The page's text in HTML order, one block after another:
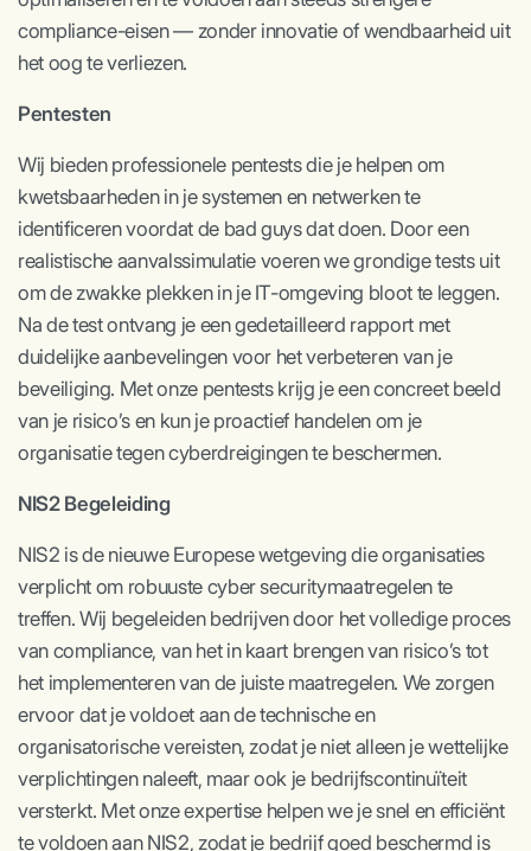
compliance-eisen — zonder innovatie of wendbaarheid uit
het oog te verliezen.
Pentesten
Wij bieden professionele pentests die je helpen om
kwetsbaarheden in je systemen en netwerken te
identificeren voordat de bad guys dat doen. Door een
realistische aanvalssimulatie voeren we grondige tests uit
om de zwakke plekken in je IT-omgeving bloot te leggen.
Na de test ontvang je een gedetailleerd rapport met
duidelijke aanbevelingen voor het verbeteren van je
beveiliging. Met onze pentests krijg je een concreet beeld
van je risico’s en kun je proactief handelen om je
organisatie tegen cyberdreigingen te beschermen.
NIS2 Begeleiding
NIS2 is de nieuwe Europese wetgeving die organisaties
verplicht om robuuste cyber securitymaatregelen te
treffen. Wij begeleiden bedrijven door het volledige proces
van compliance, van het in kaart brengen van risico’s tot
het implementeren van de juiste maatregelen. We zorgen
ervoor dat je voldoet aan de technische en
organisatorische vereisten, zodat je niet alleen je wettelijke
verplichtingen naleeft, maar ook je bedrijfscontinuïteit
versterkt. Met onze expertise helpen we je snel en efficiënt
te voldoen aan NIS2, zodat je bedrijf goed beschermd is